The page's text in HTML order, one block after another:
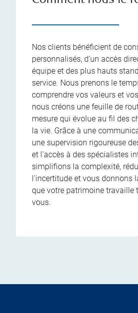
Nos clients bénéficient de
personnalisés, d’un accès
équipe et des plus hauts
service. Nous prenons le
comprendre vos valeurs et
nous créons une feuille de
mesure qui évolue au fil des
la vie. Grâce à une
une supervision rigoureuse
et l’accès à des spécialistes
simplifions la complexité,
l’incertitude et vous donnons
que votre patrimoine travaille
vous.